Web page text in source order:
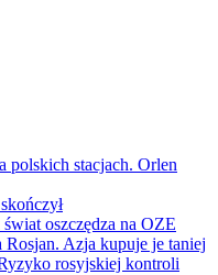
polskich stacjach. Orlen
oszczędza na OZE
Azja kupuje je taniej
rosyjskiej kontroli